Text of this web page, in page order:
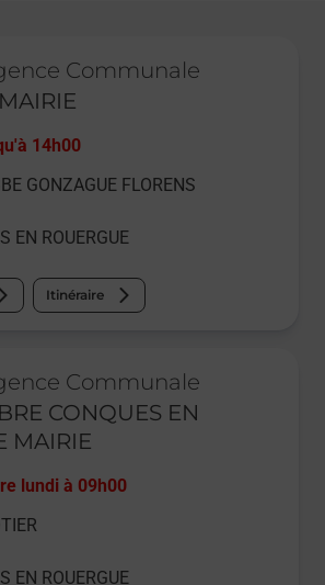
Communale
14h00
GONZAGUE FLORENS
EN ROUERGUE
Itinéraire
Communale
CONQUES EN
MAIRIE
lundi à 09h00
EN ROUERGUE